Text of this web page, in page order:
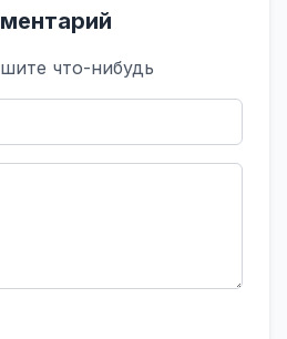
что-нибудь